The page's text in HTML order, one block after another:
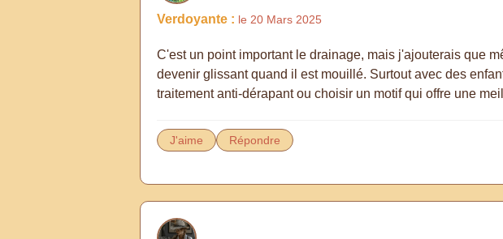
Verdoyante : le 20 Mars 2025
C'est un point important le drainage, mais j'ajouterais que
devenir glissant quand il est mouillé. Surtout avec des
traitement anti-dérapant ou choisir un motif qui offre une
J'aime Répondre